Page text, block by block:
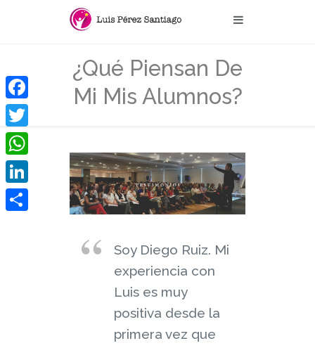
¿Qué Piensan De
Mi Mis Alumnos?
Soy Diego Ruiz. Mi
experiencia con
Luis es muy
positiva desde la
primera vez que
Facebook
Twitter
WhatsApp
LinkedIn